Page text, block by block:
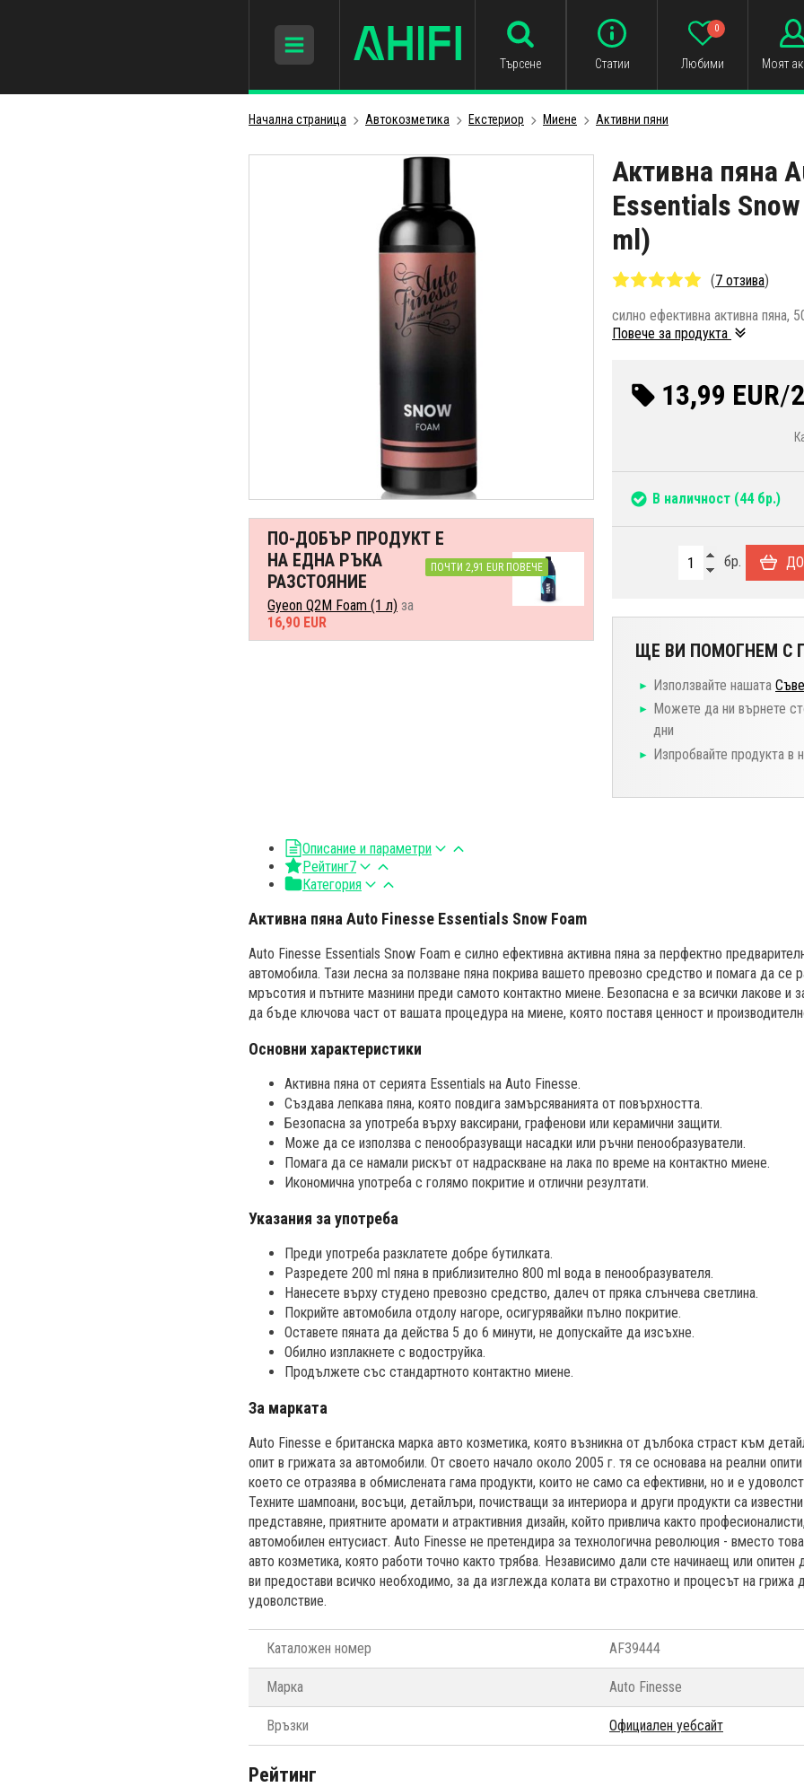
Търсене Статии Любими
0
Моят
Начална страница Автокозметика Екстериор Миене Активни пяни
Активна пяна
Essentials
ml)
(7 отзива)
силно ефективна активна пяна,
Повече за продукта
13,99 EUR/
В наличност (44 бр.)
бр.
ЩЕ ВИ ПОМОГНЕМ С
Използвайте нашата
Можете да ни върнете
дни
Изпробвайте продукта в
ПО-ДОБЪР ПРОДУКТ Е
НА ЕДНА РЪКА
РАЗСТОЯНИЕ
Gyeon Q2M Foam (1 л) за
16,90 EUR
ПОЧТИ 2,91 EUR ПОВЕЧЕ
Описание и параметри
Рейтинг7
Категория
Активна пяна Auto Finesse Essentials Snow Foam
Auto Finesse Essentials Snow Foam е силно ефективна активна пяна за перфектно
автомобила. Тази лесна за ползване пяна покрива вашето превозно средство и помага да се
мръсотия и пътните мазнини преди самото контактно миене. Безопасна е за всички лакове и
да бъде ключова част от вашата процедура на миене, която поставя ценност и
Основни характеристики
Активна пяна от серията Essentials на Auto Finesse.
Създава лепкава пяна, която повдига замърсяванията от повърхността.
Безопасна за употреба върху ваксирани, графенови или керамични защити.
Може да се използва с пенообразуващи насадки или ръчни пенообразуватели.
Помага да се намали рискът от надраскване на лака по време на контактно миене.
Икономична употреба с голямо покритие и отлични резултати.
Указания за употреба
Преди употреба разклатете добре бутилката.
Разредете 200 ml пяна в приблизително 800 ml вода в пенообразувателя.
Нанесете върху студено превозно средство, далеч от пряка слънчева светлина.
Покрийте автомобила отдолу нагоре, осигурявайки пълно покритие.
Оставете пяната да действа 5 до 6 минути, не допускайте да изсъхне.
Обилно изплакнете с водоструйка.
Продължете със стандартното контактно миене.
За марката
Auto Finesse е британска марка авто козметика, която възникна от дълбока страст към
опит в грижата за автомобили. От своето начало около 2005 г. тя се основава на реални
което се отразява в обмислената гама продукти, които не само са ефективни, но и е
Техните шампоани, восъци, детайлъри, почистващи за интериора и други продукти са
представяне, приятните аромати и атрактивния дизайн, който привлича както
автомобилен ентусиаст. Auto Finesse не претендира за технологична революция - вместо
авто козметика, която работи точно както трябва. Независимо дали сте начинаещ или
ви предостави всичко необходимо, за да изглежда колата ви страхотно и процесът на грижа
удоволствие.
Каталожен номер AF39444
Марка Auto Finesse
Връзки Официален уебсайт
Рейтинг